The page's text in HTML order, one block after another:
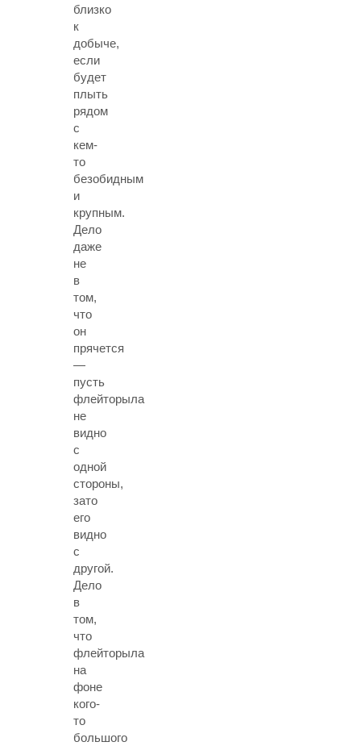
близко
к
добыче,
если
будет
плыть
рядом
с
кем-
то
безобидным
и
крупным.
Дело
даже
не
в
том,
что
он
прячется
—
пусть
флейторыла
не
видно
с
одной
стороны,
зато
его
видно
с
другой.
Дело
в
том,
что
флейторыла
на
фоне
кого-
то
большого